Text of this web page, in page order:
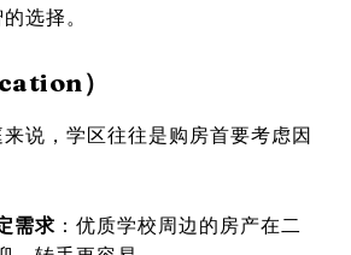
选择。
）
说，学区往往是购房首要考虑因
需求：优质学校周边的房产在二